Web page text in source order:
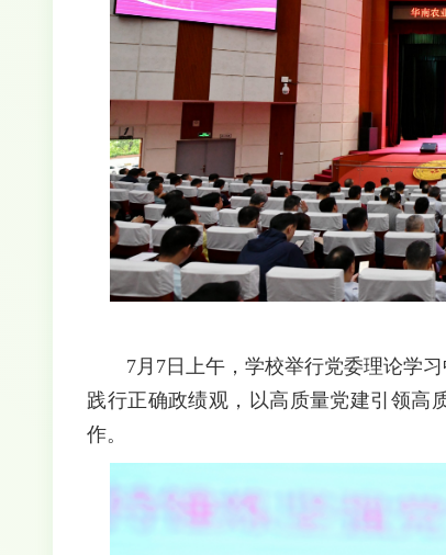
7月7日上午，学校举行党委理论学
践行正确政绩观，以高质量党建引领高
作。